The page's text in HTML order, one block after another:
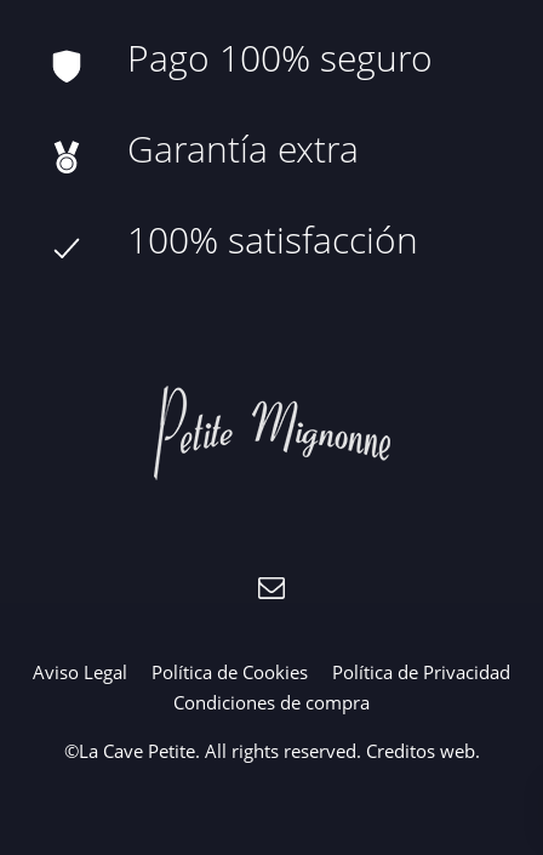
Pago 100% seguro
Garantía extra
100% satisfacción
Aviso Legal Política de Cookies
Política de Privacidad
Condiciones de compra
©La Cave Petite. All rights reserved. Creditos web.